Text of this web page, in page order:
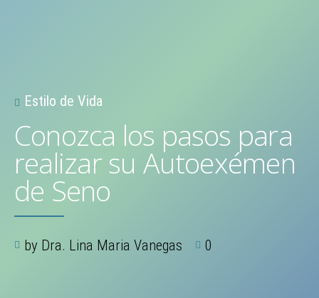
Estilo de Vida
Conozca los pasos para
realizar su Autoexémen
de Seno
by Dra. Lina Maria Vanegas 0